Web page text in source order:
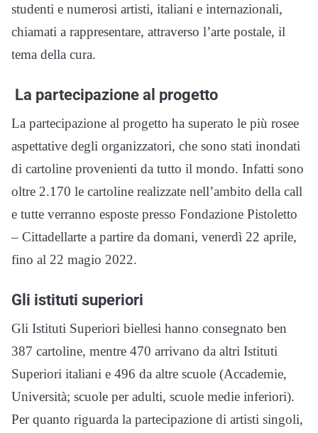
studenti e numerosi artisti, italiani e internazionali,
chiamati a rappresentare, attraverso l’arte postale, il
tema della cura.
La partecipazione al progetto
La partecipazione al progetto ha superato le più rosee
aspettative degli organizzatori, che sono stati inondati
di cartoline provenienti da tutto il mondo. Infatti sono
oltre 2.170 le cartoline realizzate nell’ambito della call
e tutte verranno esposte presso Fondazione Pistoletto
– Cittadellarte a partire da domani, venerdì 22 aprile,
fino al 22 magio 2022.
Gli istituti superiori
Gli Istituti Superiori biellesi hanno consegnato ben
387 cartoline, mentre 470 arrivano da altri Istituti
Superiori italiani e 496 da altre scuole (Accademie,
Università; scuole per adulti, scuole medie inferiori).
Per quanto riguarda la partecipazione di artisti singoli,